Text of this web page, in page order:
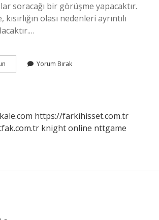
soracağı bir görüşme yapacaktır.
olası nedenleri ayrıntılı
Anamnez
Çeşitleri
Yorum Bırak
https://farkihisset.com.tr
knight online nttgame